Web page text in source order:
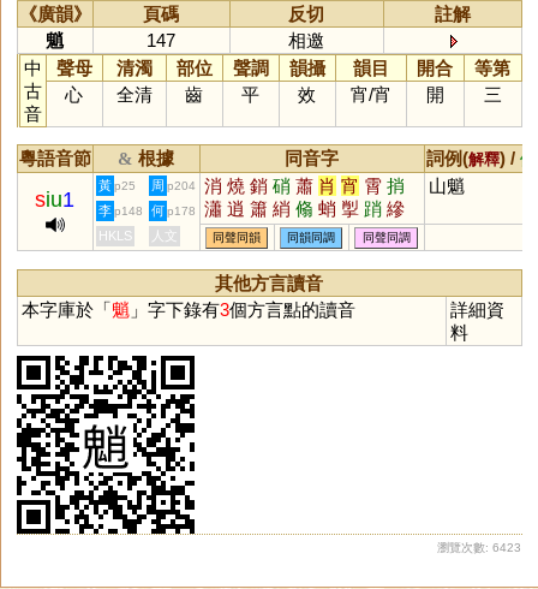
《廣韻》 頁碼 反切
註解
魈
147
相邀
中
古
音
聲母 清濁 部位 聲調 韻攝 韻目 開合
等第
心
全清 齒 平 效 宵/宵 開 三
粵語音節 & 根據 同音字 詞例(解釋) /
siu1
黃 p25 周 p204 消 燒 銷 硝 蕭 肖 宵 霄 捎
瀟 逍 簫 綃 翛 蛸 揱 踃 縿
箾 蠨 櫹 萷 痟 潚
山魈
李 p148 何 p178
HKLS 人文 同聲同韻 同韻同調 同聲同調
其他方言讀音
本字庫於「魈」字下錄有3個方言點的讀音
詳細資
料
瀏覽次數: 6423